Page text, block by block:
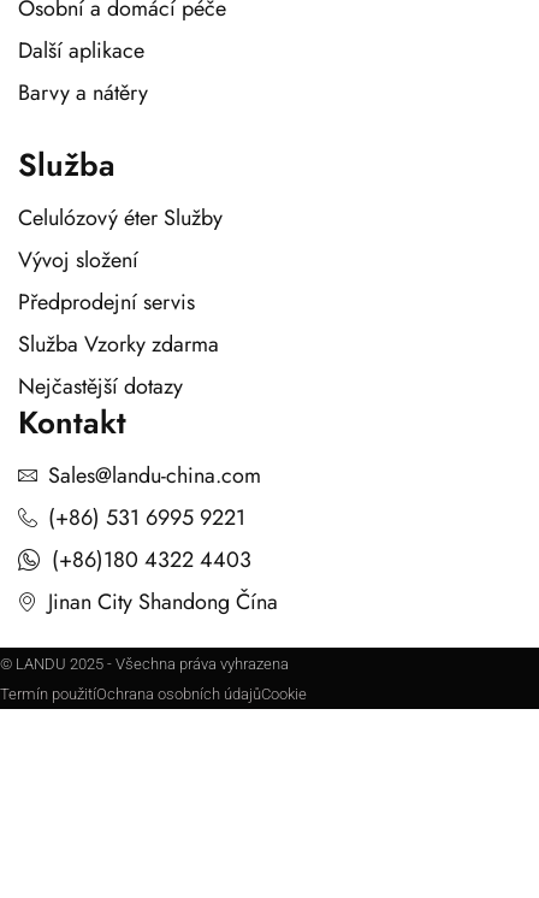
Osobní a domácí péče
Další aplikace
Barvy a nátěry
Služba
Celulózový éter Služby
Vývoj složení
Předprodejní servis
Služba Vzorky zdarma
Nejčastější dotazy
Kontakt
Sales@landu-china.com
(+86) 531 6995 9221
(+86)180 4322 4403
Jinan City Shandong Čína
© LANDU 2025 - Všechna práva vyhrazena
Termín použitíOchrana osobních údajůCookie